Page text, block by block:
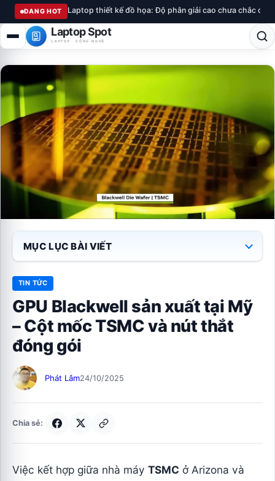
ĐANG HOT Laptop thiết kế đồ họa: Độ phân giải cao chưa chắc
Laptop Spot
LAPTOP · CÔNG NGHỆ
MỤC LỤC BÀI VIẾT
TIN TỨC
GPU Blackwell sản xuất tại Mỹ
– Cột mốc TSMC và nút thắt
đóng gói
Phát Lâm24/10/2025
Chia sẻ:
Việc kết hợp giữa nhà máyTSMC ở Arizona và